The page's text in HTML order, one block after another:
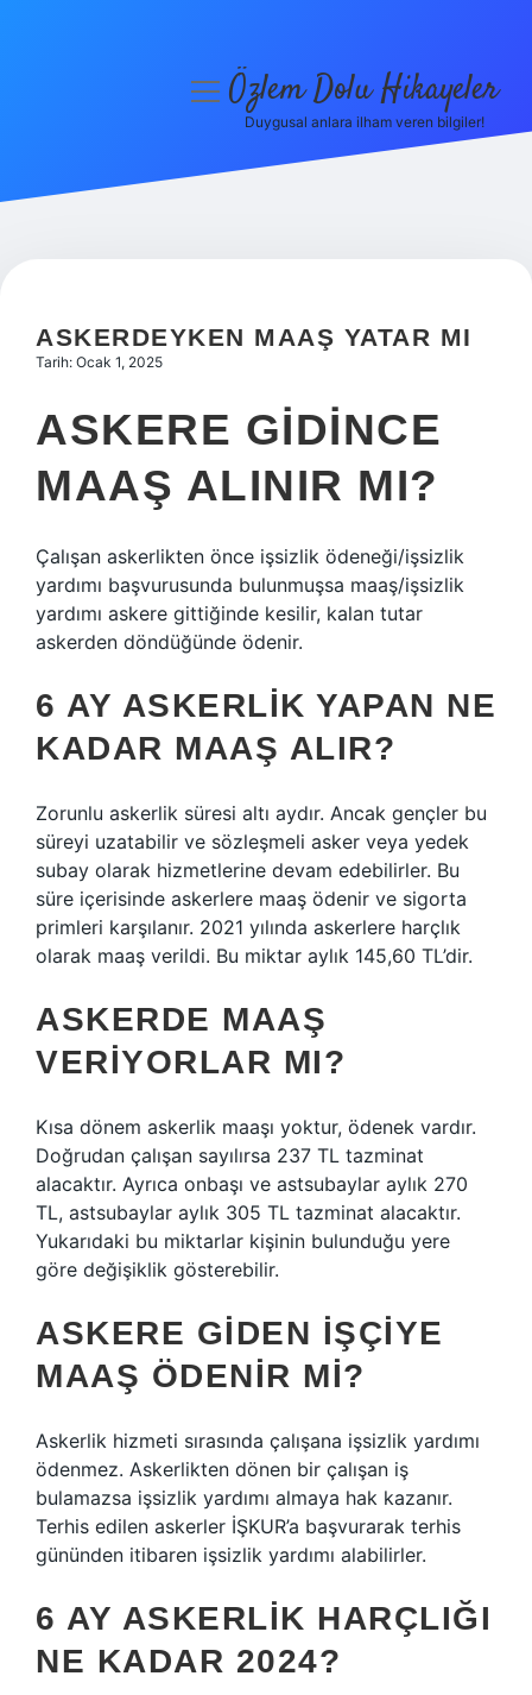
Hakkımızda
menüyüÖzlem Dolu Hikayeler
Duygusal anlara ilham veren bilgiler!
ASKERDEYKEN MAAŞ YATAR MI
Tarih: Ocak 1, 2025
ASKERE GIDINCE
MAAŞ ALINIR MI?
Çalışan askerlikten önce işsizlik ödeneği/işsizlik
yardımı başvurusunda bulunmuşsa maaş/işsizlik
yardımı askere gittiğinde kesilir, kalan tutar
askerden döndüğünde ödenir.
6 AY ASKERLIK YAPAN NE
KADAR MAAŞ ALIR?
Zorunlu askerlik süresi altı aydır. Ancak gençler bu
süreyi uzatabilir ve sözleşmeli asker veya yedek
subay olarak hizmetlerine devam edebilirler. Bu
süre içerisinde askerlere maaş ödenir ve sigorta
primleri karşılanır. 2021 yılında askerlere harçlık
olarak maaş verildi. Bu miktar aylık 145,60 TL’dir.
ASKERDE MAAŞ
VERIYORLAR MI?
Kısa dönem askerlik maaşı yoktur, ödenek vardır.
Doğrudan çalışan sayılırsa 237 TL tazminat
alacaktır. Ayrıca onbaşı ve astsubaylar aylık 270
TL, astsubaylar aylık 305 TL tazminat alacaktır.
Yukarıdaki bu miktarlar kişinin bulunduğu yere
göre değişiklik gösterebilir.
ASKERE GIDEN IŞÇIYE
MAAŞ ÖDENIR MI?
Askerlik hizmeti sırasında çalışana işsizlik yardımı
ödenmez. Askerlikten dönen bir çalışan iş
bulamazsa işsizlik yardımı almaya hak kazanır.
Terhis edilen askerler İŞKUR’a başvurarak terhis
gününden itibaren işsizlik yardımı alabilirler.
6 AY ASKERLIK HARÇLIĞI
NE KADAR 2024?